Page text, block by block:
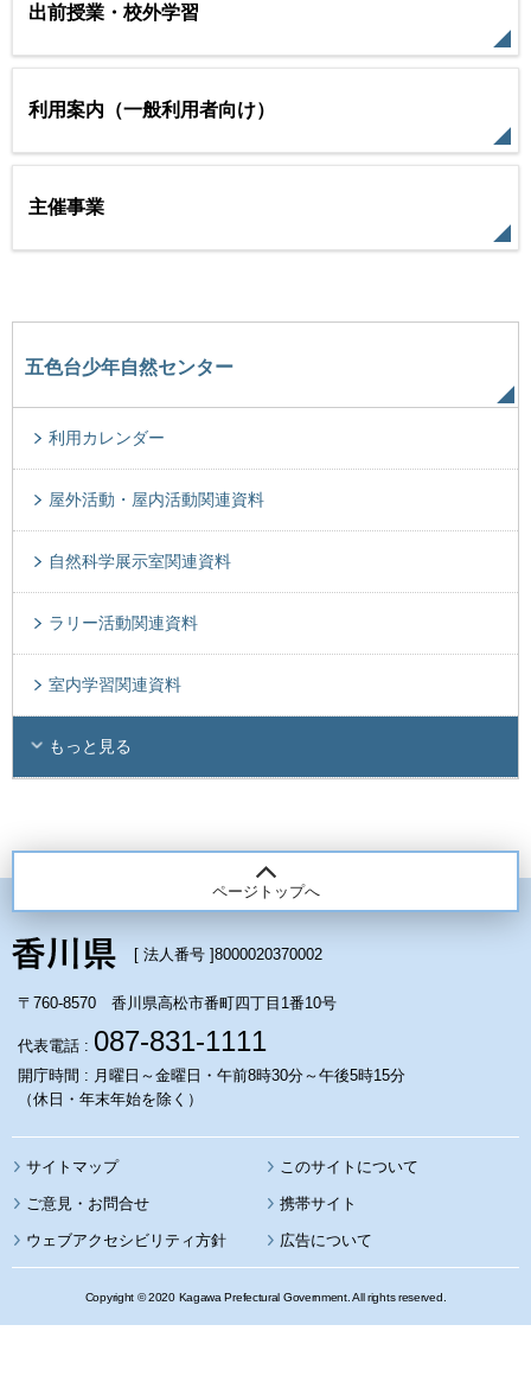
出前授業・校外学習
利用案内（一般利用者向け）
主催事業
五色台少年自然センター
利用カレンダー
屋外活動・屋内活動関連資料
自然科学展示室関連資料
ラリー活動関連資料
室内学習関連資料
もっと見る
ページトップへ
[ 法人番号 ]8000020370002
〒760-8570 香川県高松市番町四丁目1番10号
代表電話 : 087-831-1111
開庁時間 : 月曜日～金曜日・午前8時30分～午後5時15分
（休日・年末年始を除く）
サイトマップ このサイトについて
携帯サイト
ウェブアクセシビリティ方針 広告について
Copyright © 2020 Kagawa Prefectural Government. All rights reserved.